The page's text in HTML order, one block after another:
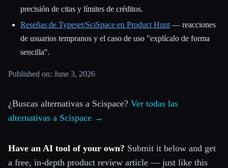
precisión de citas y límites de créditos.
Reseñas de Typeset/SciSpace en Product Hunt— reacciones
de usuarios tempranos y el caso de uso "explícalo de forma
sencilla".
Published on: June 3, 2026
¿Buscas alternativas a Scispace? Ver todas las
alternativas a Scispace →
Have an AI tool of your own? Submit it below and get
a free, in-depth product review article — just like this